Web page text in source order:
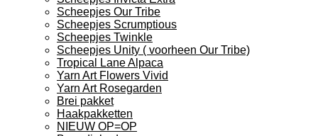
Scheepjes Our Tribe
Scheepjes Scrumptious
Scheepjes Twinkle
Scheepjes Unity ( voorheen Our Tribe)
Tropical Lane Alpaca
Yarn Art Flowers Vivid
Yarn Art Rosegarden
Brei pakket
Haakpakketten
NIEUW OP=OP